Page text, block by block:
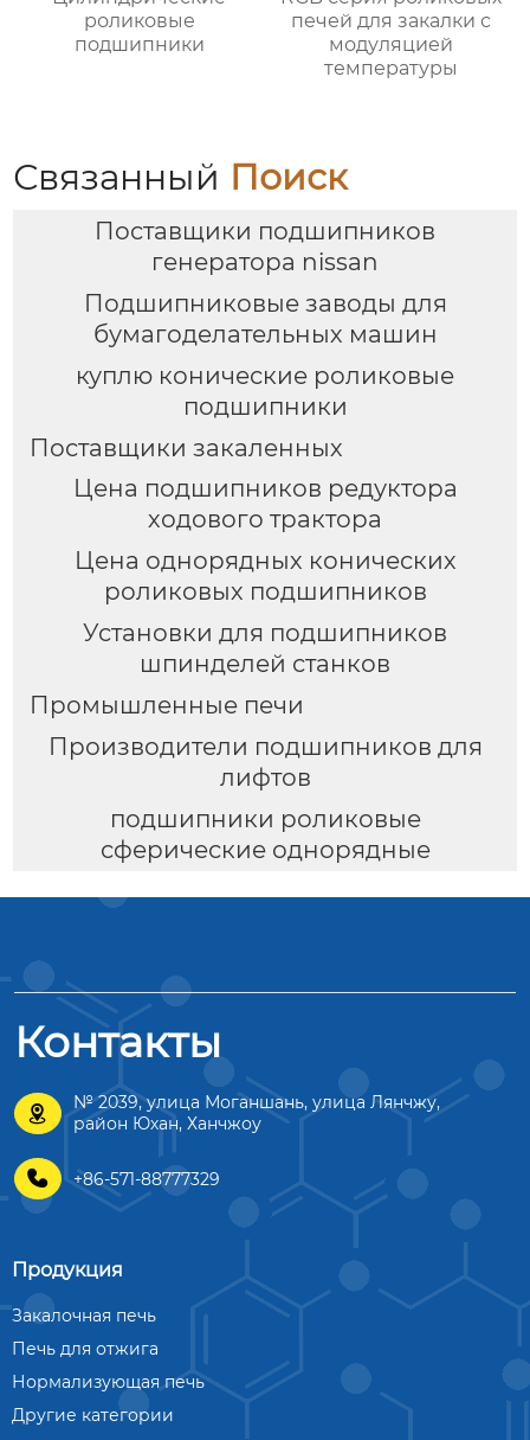
роликовые
подшипники
печей для закалки с
модуляцией
температуры
Связанный Поиск
Поставщики подшипников
генератора nissan
Подшипниковые заводы для
бумагоделательных машин
куплю конические роликовые
подшипники
Поставщики закаленных
Цена подшипников редуктора
ходового трактора
Цена однорядных конических
роликовых подшипников
Установки для подшипников
шпинделей станков
Промышленные печи
Производители подшипников для
лифтов
подшипники роликовые
сферические однорядные
Контакты

№ 2039, улица Моганшань, улица Лянчжу,
район Юхан, Ханчжоу
 +86-571-88777329
Продукция
Закалочная печь
Печь для отжига
Нормализующая печь
Другие категории